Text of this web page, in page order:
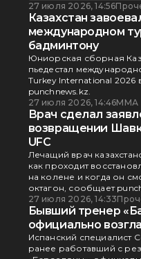
27 июля 2026, 14:56
Казахстан
международном
бадминтону
Юниорская сборная
пьедестал
Turkey International
punchnews.kz.
27 июля 2026, 14:46ММА
Врач сделал
возвращении
UFC
Лечащий врач
как проходит
на колене и когда он
октагон, сообщает
27 июля 2026, 14:33
Бывший тренер
официально
Испанский специалист
ранее работавший с